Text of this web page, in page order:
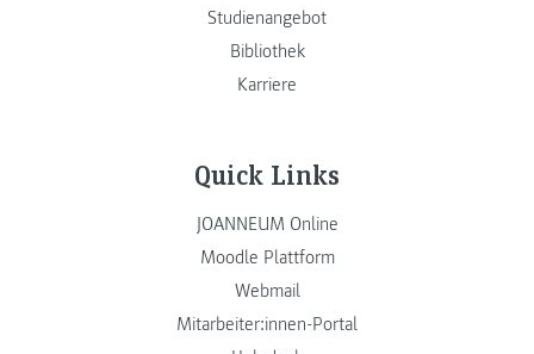
Studienangebot
Bibliothek
Karriere
Quick Links
JOANNEUM Online
Moodle Plattform
Webmail
Mitarbeiter:innen-Portal